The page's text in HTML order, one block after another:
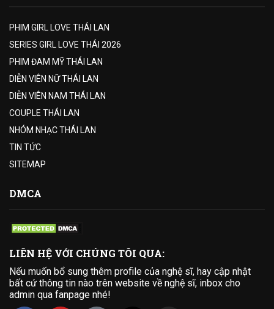
PHIM GIRL LOVE THÁI LAN
SERIES GIRL LOVE THÁI 2026
PHIM ĐAM MỸ THÁI LAN
DIỄN VIÊN NỮ THÁI LAN
DIỄN VIÊN NAM THÁI LAN
COUPLE THÁI LAN
NHÓM NHẠC THÁI LAN
TIN TỨC
SITEMAP
DMCA
LIÊN HỆ VỚI CHÚNG TÔI QUA:
Nếu muốn bổ sung thêm profile của nghệ sĩ, hay cập nhật
bất cứ thông tin nào trên website về nghệ sĩ, inbox cho
admin qua fanpage nhé!